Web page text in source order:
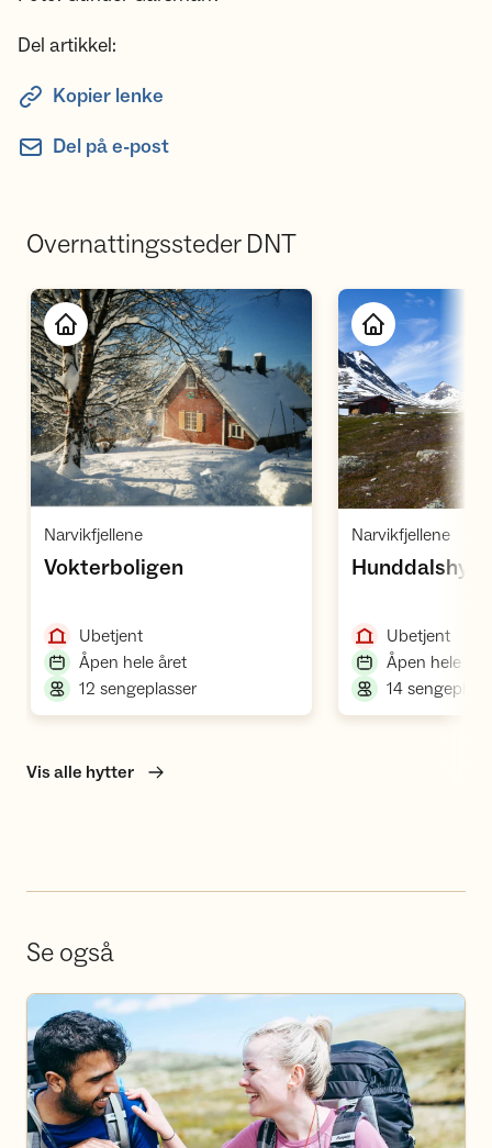
Del artikkel:
Kopier lenke
Del på e-post
Overnattingssteder DNT
Åpne hytte
Narvikfjellene,
Vokterboligen,
Ubetjent,
Åpen hele året,
12 sengeplasser,
Narvikfjellene,
Ubetjent,
Åpen hele
14
Vis alle hytter
Se også
Bli frivillig